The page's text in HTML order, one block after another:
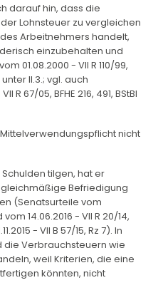
darauf hin, dass die
Lohnsteuer zu vergleichen
Arbeitnehmers handelt,
einzubehalten und
01.08.2000 - VII R 110/99,
unter II.3.; vgl. auch
R 67/05, BFHE 216, 491, BStBl
nicht
tilgen, hat er
Befriedigung
(Senatsurteile vom
vom 14.06.2016 - VII R 20/14,
- VII B 57/15, Rz 7). In
Verbrauchsteuern wie
weil Kriterien, die eine
könnten, nicht